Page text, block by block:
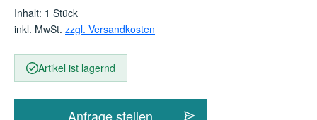
Inhalt: 1 Stück
inkl. MwSt. zzgl. Versandkosten
Artikel ist lagernd
Anfrage stellen